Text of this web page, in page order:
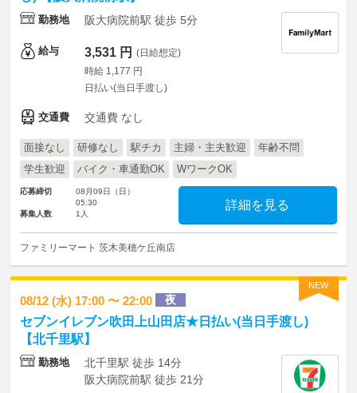
勤務地 阪大病院前駅 徒歩 5分
給与 3,531 円 (日給想定)
時給 1,177 円
日払い(当日手渡し)
交通費 交通費 なし
面接なし 研修なし 駅チカ 主婦・主夫歓迎
年齢不問
学生歓迎
バイク・車通勤OK WワークOK
応募締切
08月09日（日）
05:30
募集人数
1人
詳細を見る
ファミリーマート 茨木美穂ケ丘南店
NEW
08/12 (水) 17:00 〜 22:00 夜
セブンイレブン吹田上山田店★日払い(当日手渡し)
【北千里駅】
勤務地
北千里駅 徒歩 14分
阪大病院前駅 徒歩 21分